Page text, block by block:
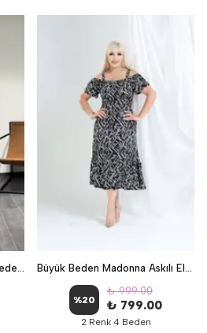
Rahat Kesim Sandy Büyük Beden Pantolon - Saks Mavisi Büyük Beden Madonna Askılı Elbise - LABİRENT
%20
₺ 999.00
₺ 799.00
2 Renk 4 Beden